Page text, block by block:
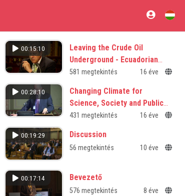
00:15:10
Leaving the Crude Oil
Underground - Ecuadorian
Proposal to the World
581 megtekintés 16 éve
00:28:10
Changing Climate for
Science, Society and Public
Policy
431 megtekintés 16 éve
00:19:29 Discussion
56 megtekintés 10 éve
00:17:14 Bevezető
576 megtekintés 8 éve